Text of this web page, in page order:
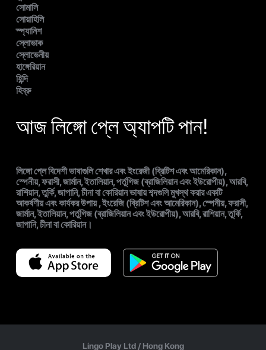
সোমালি
সোয়াহিলি
স্প্যানিশ
স্লোভাক
স্লোভেনীয়
হাঙ্গেরিয়ান
হিন্দি
হিব্রু
আজ লিঙ্গো প্লে অ্যাপটি পান!
লিঙ্গো প্লে বিদেশী ভাষাগুলি শেখার এবং ইংরেজী (ব্রিটিশ এবং আমেরিকান),
স্পেনীয়, ফরাসী, জার্মান, ইতালিয়ান, পর্তুগিজ (ব্রাজিলিয়ান এবং ইউরোপীয়), আরবি,
রাশিয়ান, তুর্কি, জাপানি, চীনা বা কোরিয়ান ভাষায় শব্দগুলি মুখস্থ করার একটি
আকর্ষণীয় এবং কার্যকর উপায় , ইংরেজি (ব্রিটিশ এবং আমেরিকান), স্পেনীয়, ফরাসী,
জার্মান, ইতালিয়ান, পর্তুগিজ (ব্রাজিলিয়ান এবং ইউরোপীয়), আরবি, রাশিয়ান, তুর্কি,
জাপানি, চীনা বা কোরিয়ান।
Lingo Play Ltd / Hong Kong